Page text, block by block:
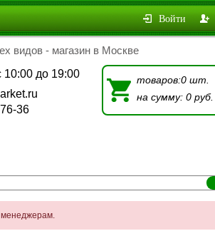
Войти
видов - магазин в Москве
10:00 до 19:00
36
товаров:0 шт.
на сумму: 0 руб.
менеджерам.